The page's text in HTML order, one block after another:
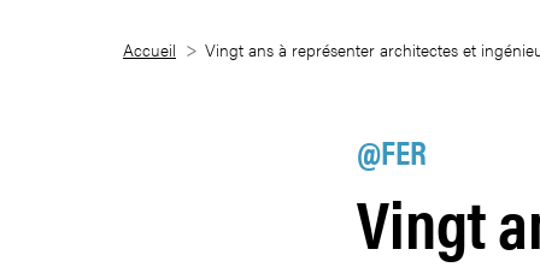
Vingt ans à représenter
Accueil Vingt ans à représenter architectes et
@FER
Vingt